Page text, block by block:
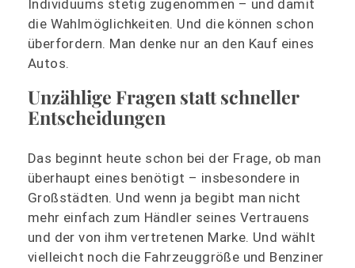
Individuums stetig zugenommen – und damit
die Wahlmöglichkeiten. Und die können schon
überfordern. Man denke nur an den Kauf eines
Autos.
Unzählige Fragen statt schneller
Entscheidungen
Das beginnt heute schon bei der Frage, ob man
überhaupt eines benötigt – insbesondere in
Großstädten. Und wenn ja begibt man nicht
mehr einfach zum Händler seines Vertrauens
und der von ihm vertretenen Marke. Und wählt
vielleicht noch die Fahrzeuggröße und Benziner